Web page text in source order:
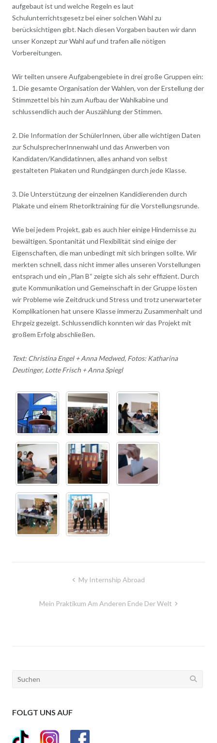
aufgebaut ist und welche Regeln es laut
Schulunterrichtsgesetz bei einer solchen Wahl zu
berücksichtigen gibt. Nach diesen Vorgaben bauten wir dann
unser Konzept zur Wahl auf und trafen alle nötigen
Vorbereitungen.
Wir teilten unsere Aufgabengebiete in drei große Gruppen ein:
1. Die gesamte Organisation der Wahlen, von der Erstellung der
Stimmzettel bis hin zum Aufbau der Wahlkabine und
schlussendlich auch der Auszählung der Stimmen.
2. Die Information der SchülerInnen, über alle wichtigen Daten
zur SchulsprecherInnenwahl und das Anwerben von
Kandidaten/Kandidatinnen, alles anhand von selbst
gestalteten Plakaten und Rundgängen durch jede Klasse.
3. Die Unterstützung der einzelnen Kandidierenden durch
Plakate und einem Rhetoriktraining für die Vorstellungsrunde.
Wie bei jedem Projekt, gab es auch hier einige Hindernisse zu
bewältigen. Spontanität und Flexibilität sind einige der
Eigenschaften, die man unbedingt mit sich bringen sollte. Wir
merkten schnell, dass nicht immer alles unseren Vorstellungen
entsprach und ein „Plan B“ zeigte sich als sehr effizient. Durch
gute Kommunikation und Gemeinschaft in der Gruppe lösten
wir Probleme wie Zeitdruck und Stress und trotz unerwarteter
Komplikationen hat unsere Klasse immerzu Zusammenhalt und
Ehrgeiz gezeigt. Schlussendlich konnten wir das Projekt mit
großem Erfolg abschließen.
Text: Christina Engel + Anna Medwed, Fotos: Katharina
Deutinger, Lotte Frisch + Anna Spiegl
My Internship Abroad
Mein Praktikum Am Anderen Ende Der Welt
FOLGT UNS AUF